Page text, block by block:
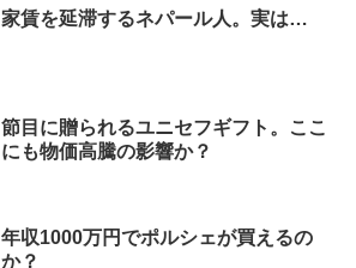
家賃を延滞するネパール人。実は…
節目に贈られるユニセフギフト。ここ
にも物価高騰の影響か？
年収1000万円でポルシェが買えるの
か？